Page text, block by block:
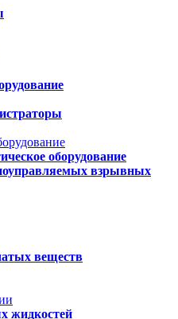
оборудование
взрывных
веществ
жидкостей